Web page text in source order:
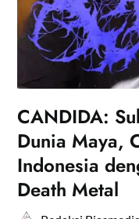
CANDIDA:
Dunia Maya,
Indonesia
Death Metal